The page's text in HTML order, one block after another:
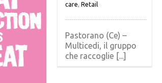
care Retail
Pastorano (Ce) –
Multicedi, il gruppo
che raccoglie [...]